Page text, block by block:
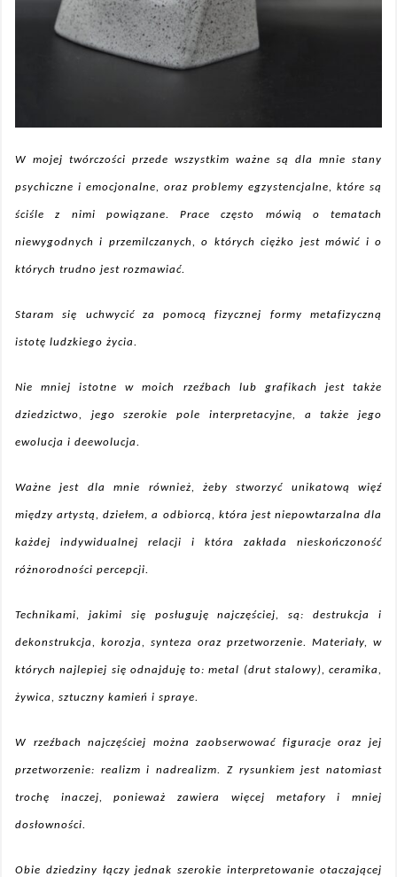
W mojej twórczości przede wszystkim ważne są dla mnie stany
psychiczne i emocjonalne, oraz problemy egzystencjalne, które są
ściśle z nimi powiązane. Prace często mówią o tematach
niewygodnych i przemilczanych, o których ciężko jest mówić i o
których trudno jest rozmawiać.
Staram się uchwycić za pomocą fizycznej formy metafizyczną
istotę ludzkiego życia.
Nie mniej istotne w moich rzeźbach lub grafikach jest także
dziedzictwo, jego szerokie pole interpretacyjne, a także jego
ewolucja i deewolucja.
Ważne jest dla mnie również, żeby stworzyć unikatową więź
między artystą, dziełem, a odbiorcą, która jest niepowtarzalna dla
każdej indywidualnej relacji i która zakłada nieskończoność
różnorodności percepcji.
Technikami, jakimi się posługuję najczęściej, są: destrukcja i
dekonstrukcja, korozja, synteza oraz przetworzenie. Materiały, w
których najlepiej się odnajduję to: metal (drut stalowy), ceramika,
żywica, sztuczny kamień i spraye.
W rzeźbach najczęściej można zaobserwować figuracje oraz jej
przetworzenie: realizm i nadrealizm. Z rysunkiem jest natomiast
trochę inaczej, ponieważ zawiera więcej metafory i mniej
dosłowności.
Obie dziedziny łączy jednak szerokie interpretowanie otaczającej